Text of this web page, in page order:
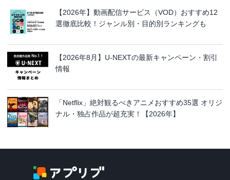
【2026年】動画配信サービス（VOD）おすすめ12
選徹底比較！ジャンル別・目的別ランキングも
【2026年8月】U-NEXTの最新キャンペーン・割引
情報
「Netflix」絶対観るべきアニメおすすめ35選 オリジ
ナル・独占作品が超充実！【2026年】